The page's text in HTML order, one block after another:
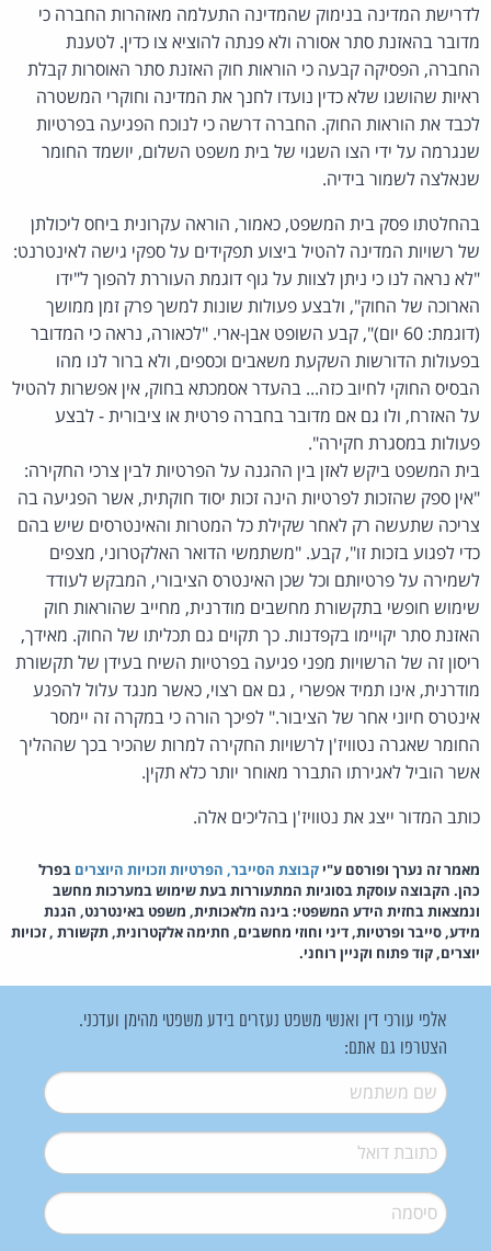
לדרישת המדינה בנימוק שהמדינה התעלמה מאזהרות החברה כי
מדובר בהאזנת סתר אסורה ולא פנתה להוציא צו כדין. לטענת
החברה, הפסיקה קבעה כי הוראות חוק האזנת סתר האוסרות קבלת
ראיות שהושגו שלא כדין נועדו לחנך את המדינה וחוקרי המשטרה
לכבד את הוראות החוק. החברה דרשה כי לנוכח הפגיעה בפרטיות
שנגרמה על ידי הצו השגוי של בית משפט השלום, יושמד החומר
שנאלצה לשמור בידיה.
בהחלטתו פסק בית המשפט, כאמור, הוראה עקרונית ביחס ליכולתן
של רשויות המדינה להטיל ביצוע תפקידים על ספקי גישה לאינטרנט:
"לא נראה לנו כי ניתן לצוות על גוף דוגמת העוררת להפוך ל"ידו
הארוכה של החוק", ולבצע פעולות שונות למשך פרק זמן ממושך
(דוגמת: 60 יום)", קבע השופט אבן-ארי. "לכאורה, נראה כי המדובר
בפעולות הדורשות השקעת משאבים וכספים, ולא ברור לנו מהו
הבסיס החוקי לחיוב כזה... בהעדר אסמכתא בחוק, אין אפשרות להטיל
על האזרח, ולו גם אם מדובר בחברה פרטית או ציבורית - לבצע
פעולות במסגרת חקירה".
בית המשפט ביקש לאזן בין ההגנה על הפרטיות לבין צרכי החקירה:
"אין ספק שהזכות לפרטיות הינה זכות יסוד חוקתית, אשר הפגיעה בה
צריכה שתעשה רק לאחר שקילת כל המטרות והאינטרסים שיש בהם
כדי לפגוע בזכות זו", קבע. "משתמשי הדואר האלקטרוני, מצפים
לשמירה על פרטיותם וכל שכן האינטרס הציבורי, המבקש לעודד
שימוש חופשי בתקשורת מחשבים מודרנית, מחייב שהוראות חוק
האזנת סתר יקויימו בקפדנות. כך תקוים גם תכליתו של החוק. מאידך,
ריסון זה של הרשויות מפני פגיעה בפרטיות השיח בעידן של תקשורת
מודרנית, אינו תמיד אפשרי , גם אם רצוי, כאשר מנגד עלול להפגע
אינטרס חיוני אחר של הציבור." לפיכך הורה כי במקרה זה יימסר
החומר שאגרה נטוויז'ן לרשויות החקירה למרות שהכיר בכך שההליך
אשר הוביל לאגירתו התברר מאוחר יותר כלא תקין.
כותב המדור ייצג את נטוויז'ן בהליכים אלה.
מאמר זה נערך ופורסם ע"י קבוצת הסייבר, הפרטיות וזכויות היוצרים בפרל
כהן. הקבוצה עוסקת בסוגיות המתעוררות בעת שימוש במערכות מחשב
ונמצאות בחזית הידע המשפטי: בינה מלאכותית, משפט באינטרנט, הגנת
מידע, סייבר ופרטיות, דיני וחוזי מחשבים, חתימה אלקטרונית, תקשורת , זכויות
יוצרים, קוד פתוח וקניין רוחני.
אלפי עורכי דין ואנשי משפט נעזרים בידע משפטי מהימן ועדכני.
הצטרפו גם אתם:
שם משתמש*
דואל*
סיסמה*